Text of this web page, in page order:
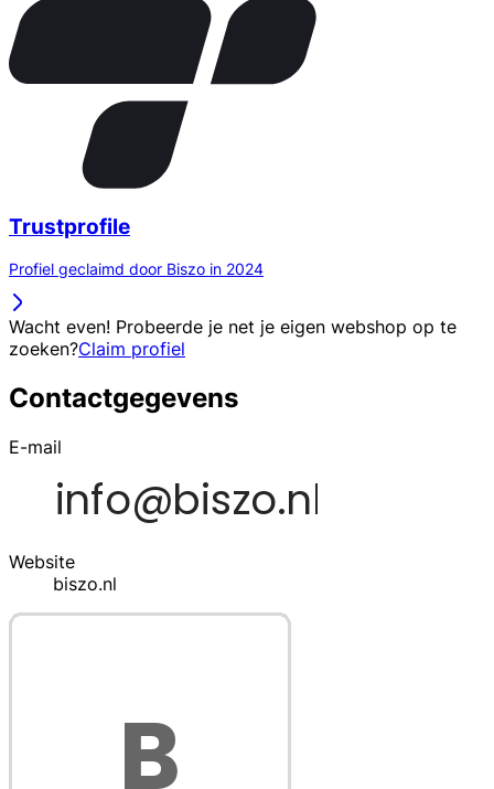
Trustprofile
Profiel geclaimd door Biszo in 2024
Wacht even! Probeerde je net je eigen webshop op te
zoeken?Claim profiel
Contactgegevens
E-mail
Website
biszo.nl